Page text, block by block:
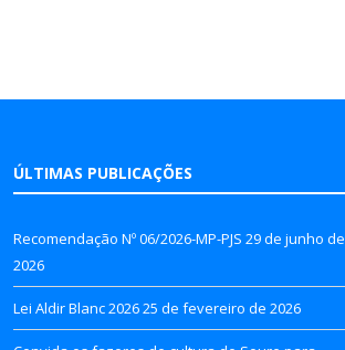
ÚLTIMAS PUBLICAÇÕES
Recomendação Nº 06/2026-MP-PJS 29 de junho de
2026
Lei Aldir Blanc 202625 de fevereiro de 2026